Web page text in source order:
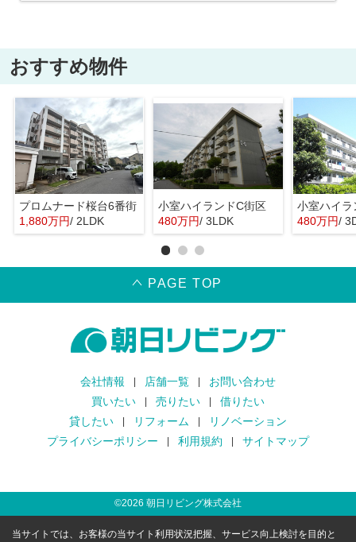
おすすめ物件
プロムナード桜台6番街
1,880万円/ 2LDK
小室ハイランドC街区
480万円/ 3LDK
小室ハイラ
480万円/
PAGE TOP
会社情報 店舗一覧
お問い合わせ
買いたい
売りたい
借りたい
貸したい
リフォーム
リノベーション
プライバシーポリシー
利用規約 サイトマップ
©2026 朝日リビング株式会社
当サイトでは、お客様の当サイト利用状況把握、サービス向上検討を目的と